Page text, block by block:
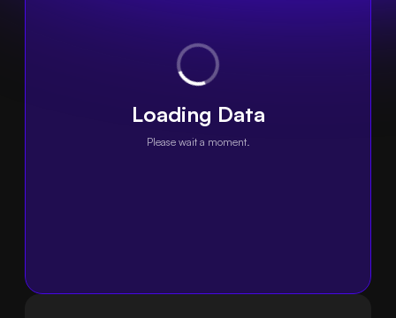
Loading Data
Please wait a moment.